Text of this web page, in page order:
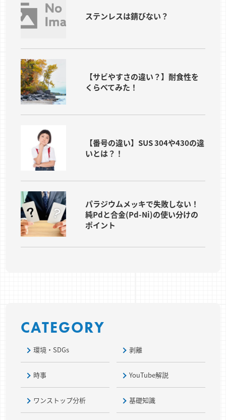
ステンレスは錆びない？
【サビやすさの違い？】耐食性を
くらべてみた！
【番号の違い】SUS 304や430の違
いとは？！
パラジウムメッキで失敗しない！
純Pdと合金(Pd-Ni)の使い分けの
ポイント
CATEGORY
環境・SDGs 剥離
時事 YouTube解説
ワンストップ分析 基礎知識